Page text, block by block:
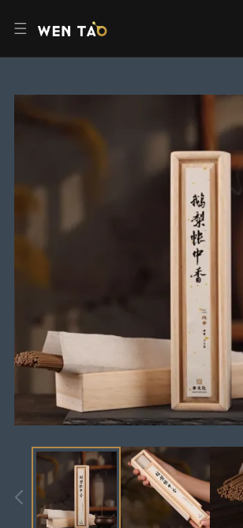
ン
商
で